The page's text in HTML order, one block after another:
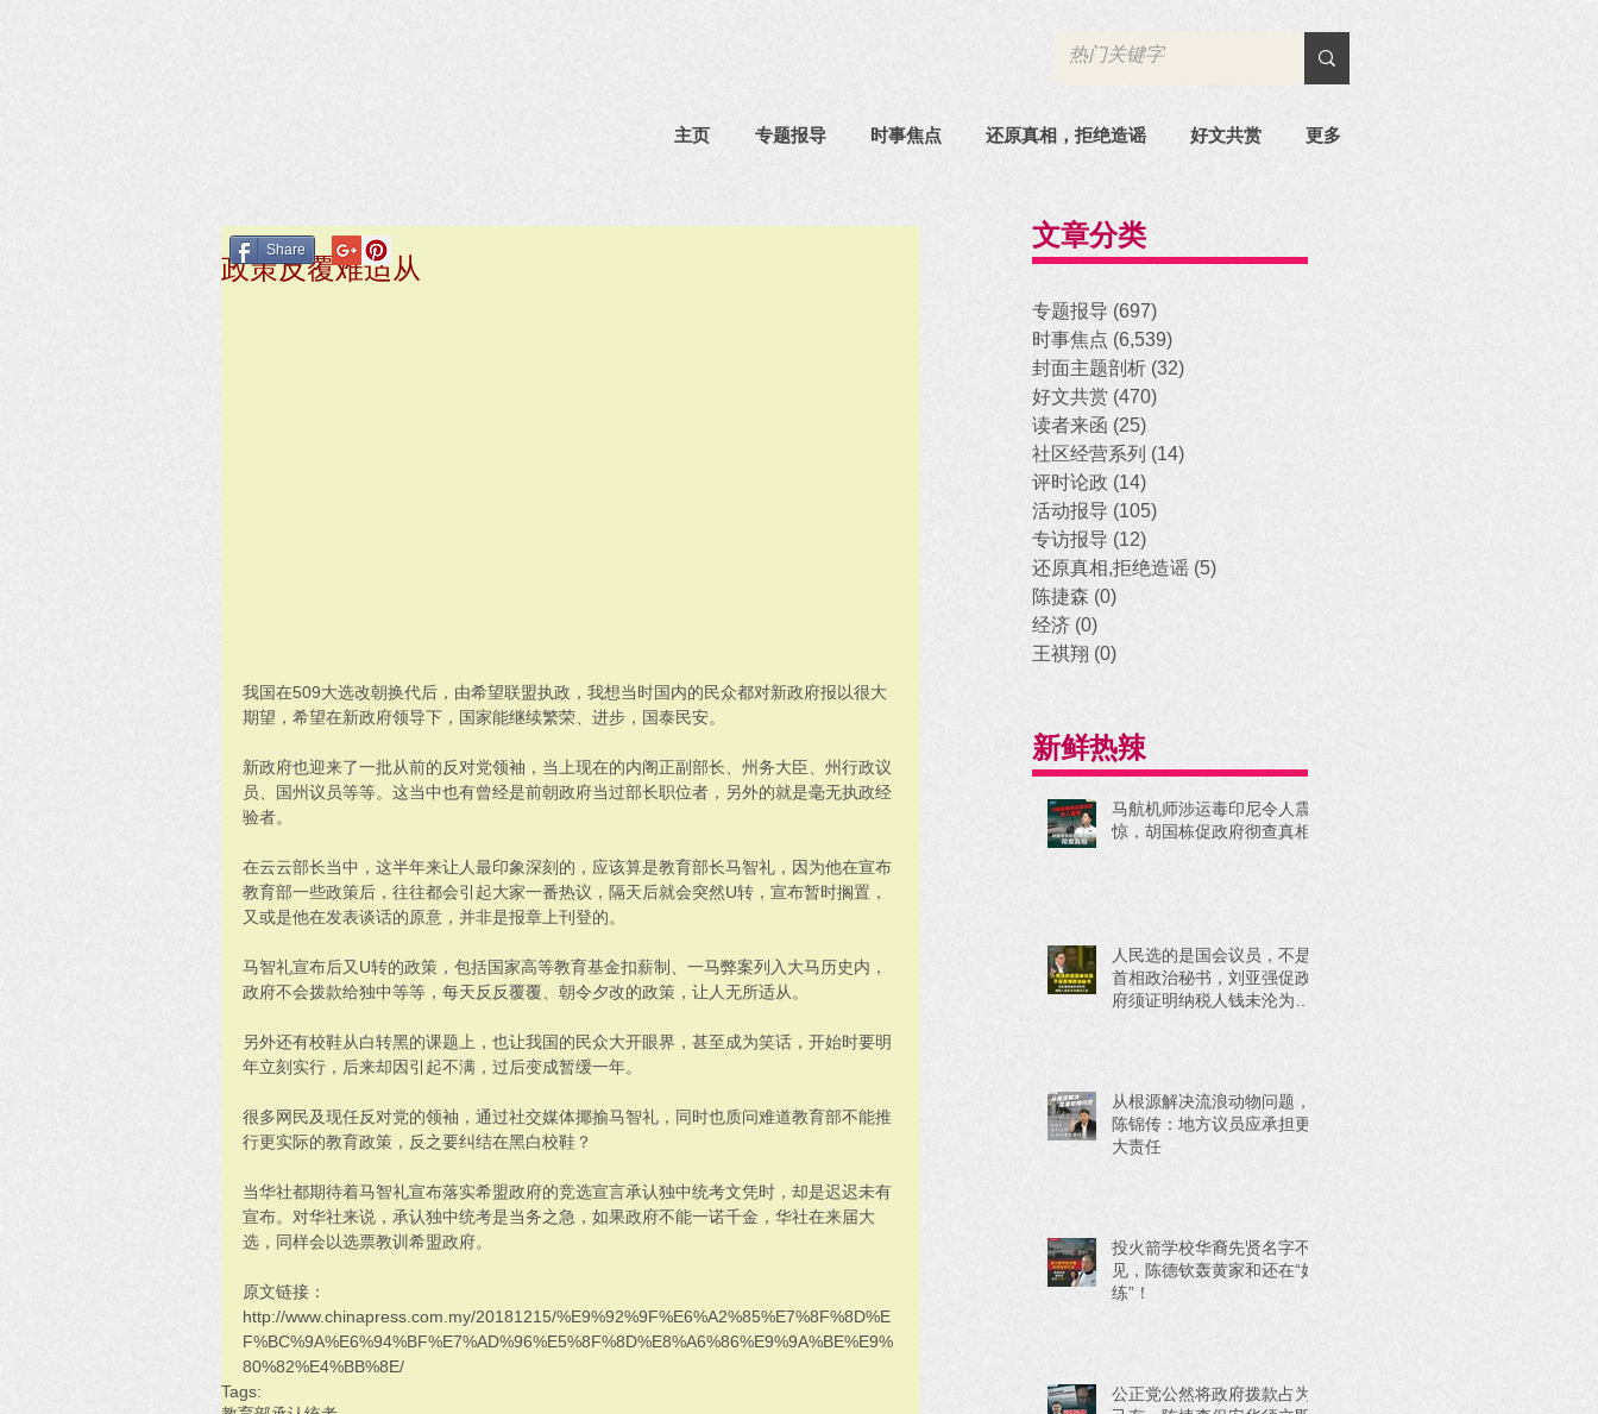
主页 专题报导 时事焦点 还原真相，拒绝造谣 好文共赏 更多
政策反覆难适从
我国在509大选改朝换代后，由希望联盟执政，我想当时国内的民众都对新政府报以很大
期望，希望在新政府领导下，国家能继续繁荣、进步，国泰民安。
新政府也迎来了一批从前的反对党领袖，当上现在的内阁正副部长、州务大臣、州行政议
员、国州议员等等。这当中也有曾经是前朝政府当过部长职位者，另外的就是毫无执政经
验者。
在云云部长当中，这半年来让人最印象深刻的，应该算是教育部长马智礼，因为他在宣布
教育部一些政策后，往往都会引起大家一番热议，隔天后就会突然U转，宣布暂时搁置，
又或是他在发表谈话的原意，并非是报章上刊登的。
马智礼宣布后又U转的政策，包括国家高等教育基金扣薪制、一马弊案列入大马历史内，
政府不会拨款给独中等等，每天反反覆覆、朝令夕改的政策，让人无所适从。
另外还有校鞋从白转黑的课题上，也让我国的民众大开眼界，甚至成为笑话，开始时要明
年立刻实行，后来却因引起不满，过后变成暂缓一年。
很多网民及现任反对党的领袖，通过社交媒体揶揄马智礼，同时也质问难道教育部不能推
行更实际的教育政策，反之要纠结在黑白校鞋？
当华社都期待着马智礼宣布落实希盟政府的竞选宣言承认独中统考文凭时，却是迟迟未有
宣布。对华社来说，承认独中统考是当务之急，如果政府不能一诺千金，华社在来届大
选，同样会以选票教训希盟政府。
原文链接：
http://www.chinapress.com.my/20181215/%E9%92%9F%E6%A2%85%E7%8F%8D%E
F%BC%9A%E6%94%BF%E7%AD%96%E5%8F%8D%E8%A6%86%E9%9A%BE%E9%
80%82%E4%BB%8E/
Tags:
Share 文章分类
专题报导 (697)
时事焦点 (6,539)
封面主题剖析 (32)
好文共赏 (470)
读者来函 (25)
社区经营系列 (14)
评时论政 (14)
活动报导 (105)
专访报导 (12)
还原真相,拒绝造谣 (5)
陈捷森 (0)
经济 (0)
王祺翔 (0)
新鲜热辣
马航机师涉运毒印尼令人震
惊，胡国栋促政府彻查真相
人民选的是国会议员，不是
首相政治秘书，刘亚强促政
府须证明纳税人钱未沦为政
从根源解决流浪动物问题，
陈锦传：地方议员应承担更
大责任
投火箭学校华裔先贤名字不
见，陈德钦轰黄家和还在“好
练”！
公正党公然将政府拨款占为